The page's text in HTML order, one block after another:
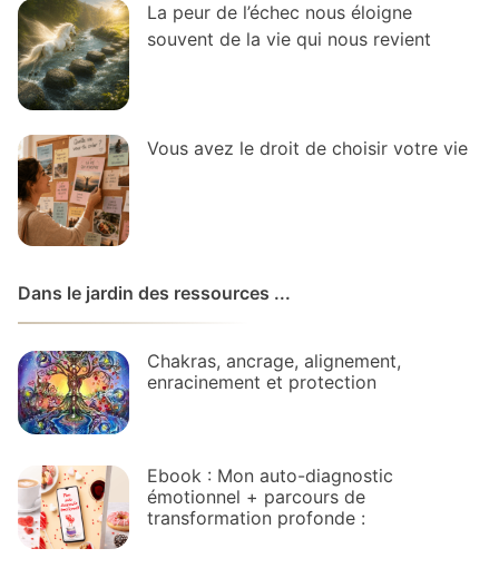
La peur de l’échec nous éloigne
souvent de la vie qui nous revient
Vous avez le droit de choisir votre vie
Dans le jardin des ressources ...
Chakras, ancrage, alignement,
enracinement et protection
Ebook : Mon auto-diagnostic
émotionnel + parcours de
transformation profonde :